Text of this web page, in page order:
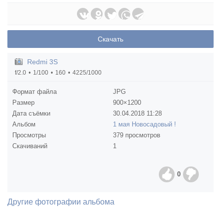
Скачать
Redmi 3S
f/2.0 1/100 160 4225/1000
Формат файла
JPG
Размер
900×1200
Дата съёмки
30.04.2018 11:28
Альбом
1 мая Новосадовый !
Просмотры
379 просмотров
Скачиваний
1
0
Другие фотографии альбома